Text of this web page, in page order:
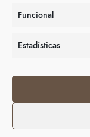
Funcional
Estadísticas
Descripción